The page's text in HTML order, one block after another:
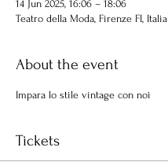
14 Jun 2025, 16:06 – 18:06
Teatro della Moda, Firenze FI, Italia
About the event
Impara lo stile vintage con noi
Tickets